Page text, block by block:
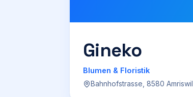
Gineko
Blumen & Floristik
Bahnhofstrasse, 8580 Amriswil